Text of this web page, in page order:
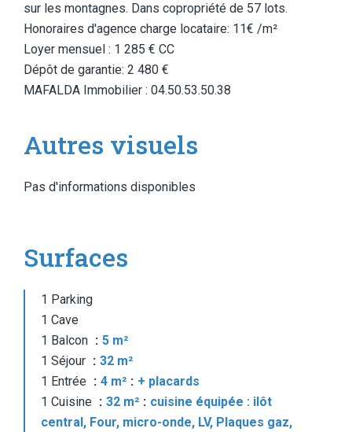
sur les montagnes. Dans copropriété de 57 lots.
Honoraires d'agence charge locataire: 11€ /m²
Loyer mensuel : 1 285 € CC
Dépôt de garantie: 2 480 €
MAFALDA Immobilier : 04.50.53.50.38
Autres visuels
Pas d'informations disponibles
Surfaces
1 Parking
1 Cave
1 Balcon
5 m²
1 Séjour
32 m²
1 Entrée
4 m²
+ placards
1 Cuisine
32 m²
cuisine équipée : ilôt
central, Four, micro-onde, LV, Plaques gaz,